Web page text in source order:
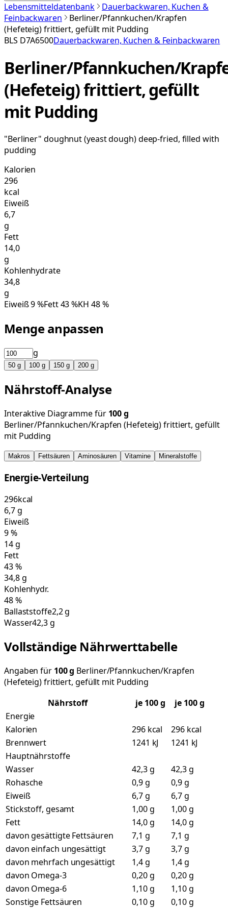
Lebensmitteldatenbank
Dauerbackwaren, Kuchen &
Feinbackwaren
Berliner/Pfannkuchen/Krapfen
(Hefeteig) frittiert, gefüllt mit Pudding
BLS D7A6500Dauerbackwaren, Kuchen & Feinbackwaren
Berliner/Pfannkuchen/
(Hefeteig) frittiert, gefüllt
mit Pudding
"Berliner" doughnut (yeast dough) deep-fried, filled with
pudding
Kalorien
296
kcal
Eiweiß
6,7
g
Fett
14,0
g
Kohlenhydrate
34,8
g
Eiweiß9%Fett43%KH 48%
Menge anpassen
g
50 g 100 g 150 g 200 g
Nährstoff-Analyse
Interaktive Diagramme für 100g
Berliner/Pfannkuchen/Krapfen (Hefeteig) frittiert, gefüllt
mit Pudding
Makros Fettsäuren Aminosäuren Vitamine Mineralstoffe
Energie-Verteilung
296kcal
6,7g
Eiweiß
9%
14g
Fett
43%
34,8g
Kohlenhydr.
48%
Ballaststoffe2,2 g
Wasser42,3 g
Vollständige Nährwerttabelle
Angaben für 100g Berliner/Pfannkuchen/Krapfen
(Hefeteig) frittiert, gefüllt mit Pudding
Nährstoff
je 100g
je 100 g
Energie
Kalorien
296 kcal
296 kcal
Brennwert
1241 kJ
1241 kJ
Hauptnährstoffe
Wasser
42,3 g
42,3 g
Rohasche
0,9 g
0,9 g
Eiweiß
6,7 g
6,7 g
Stickstoff, gesamt
1,00 g
1,00 g
Fett
14,0 g
14,0 g
davon gesättigte Fettsäuren
7,1 g
7,1 g
davon einfach ungesättigt
3,7 g
3,7 g
davon mehrfach ungesättigt
1,4 g
1,4 g
davon Omega-3
0,20 g
0,20 g
davon Omega-6
1,10 g
1,10 g
Sonstige Fettsäuren
0,10 g
0,10 g